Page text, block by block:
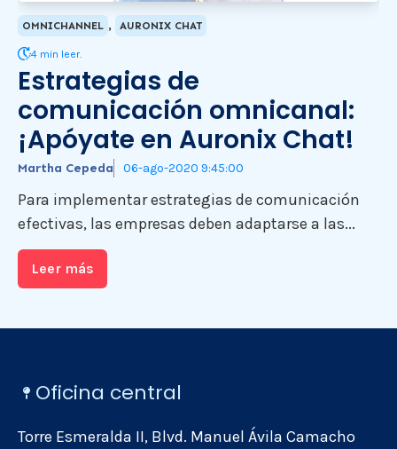
OMNICHANNEL , AURONIX CHAT
4 min leer.
Estrategias de
comunicación omnicanal:
¡Apóyate en Auronix Chat!
Martha Cepeda 06-ago-2020 9:45:00
Para implementar estrategias de comunicación
efectivas, las empresas deben adaptarse a las...
Leer más
Oficina central
Torre Esmeralda II, Blvd. Manuel Ávila Camacho